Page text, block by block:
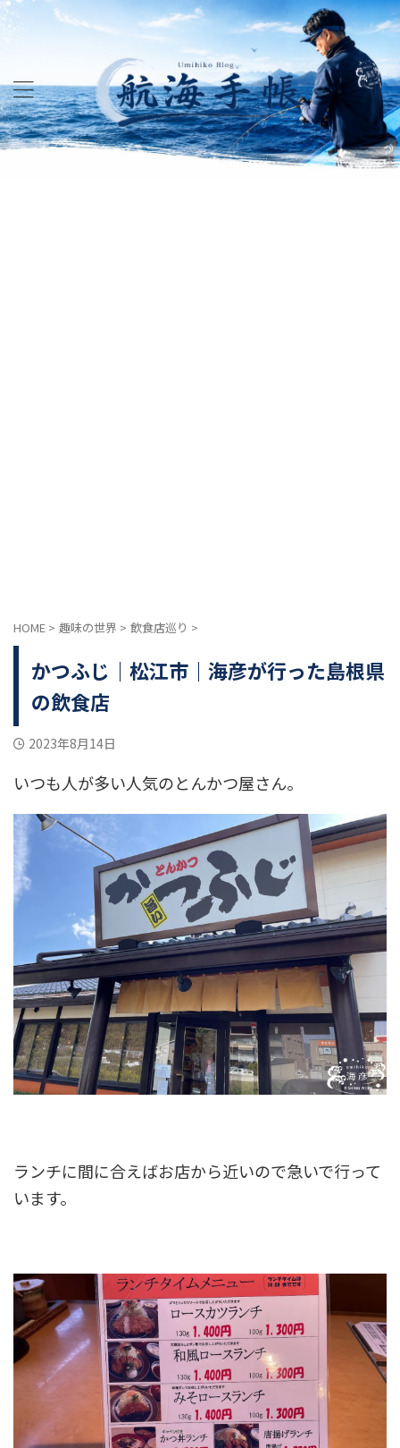
HOME > 趣味の世界 > 飲食店巡り >
かつふじ｜松江市｜海彦が行った島根県
の飲食店
2023年8月14日
いつも人が多い人気のとんかつ屋さん。
ランチに間に合えばお店から近いので急いで行って
います。